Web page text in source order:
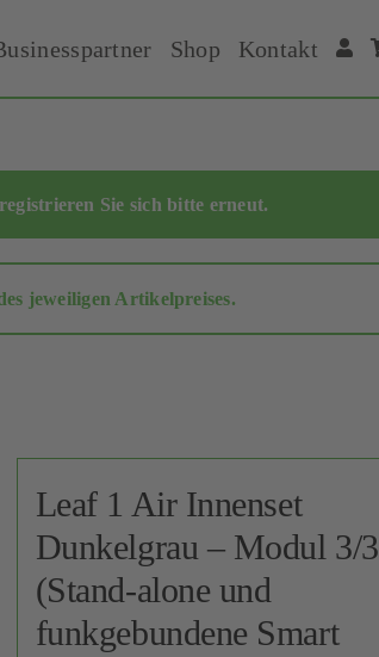
Shop Kontakt
registrieren Sie sich bitte erneut.
jeweiligen Artikelpreises.
Leaf 1 Air Innenset
Dunkelgrau – Modul 3/3
(Stand-alone und
funkgebundene Smart